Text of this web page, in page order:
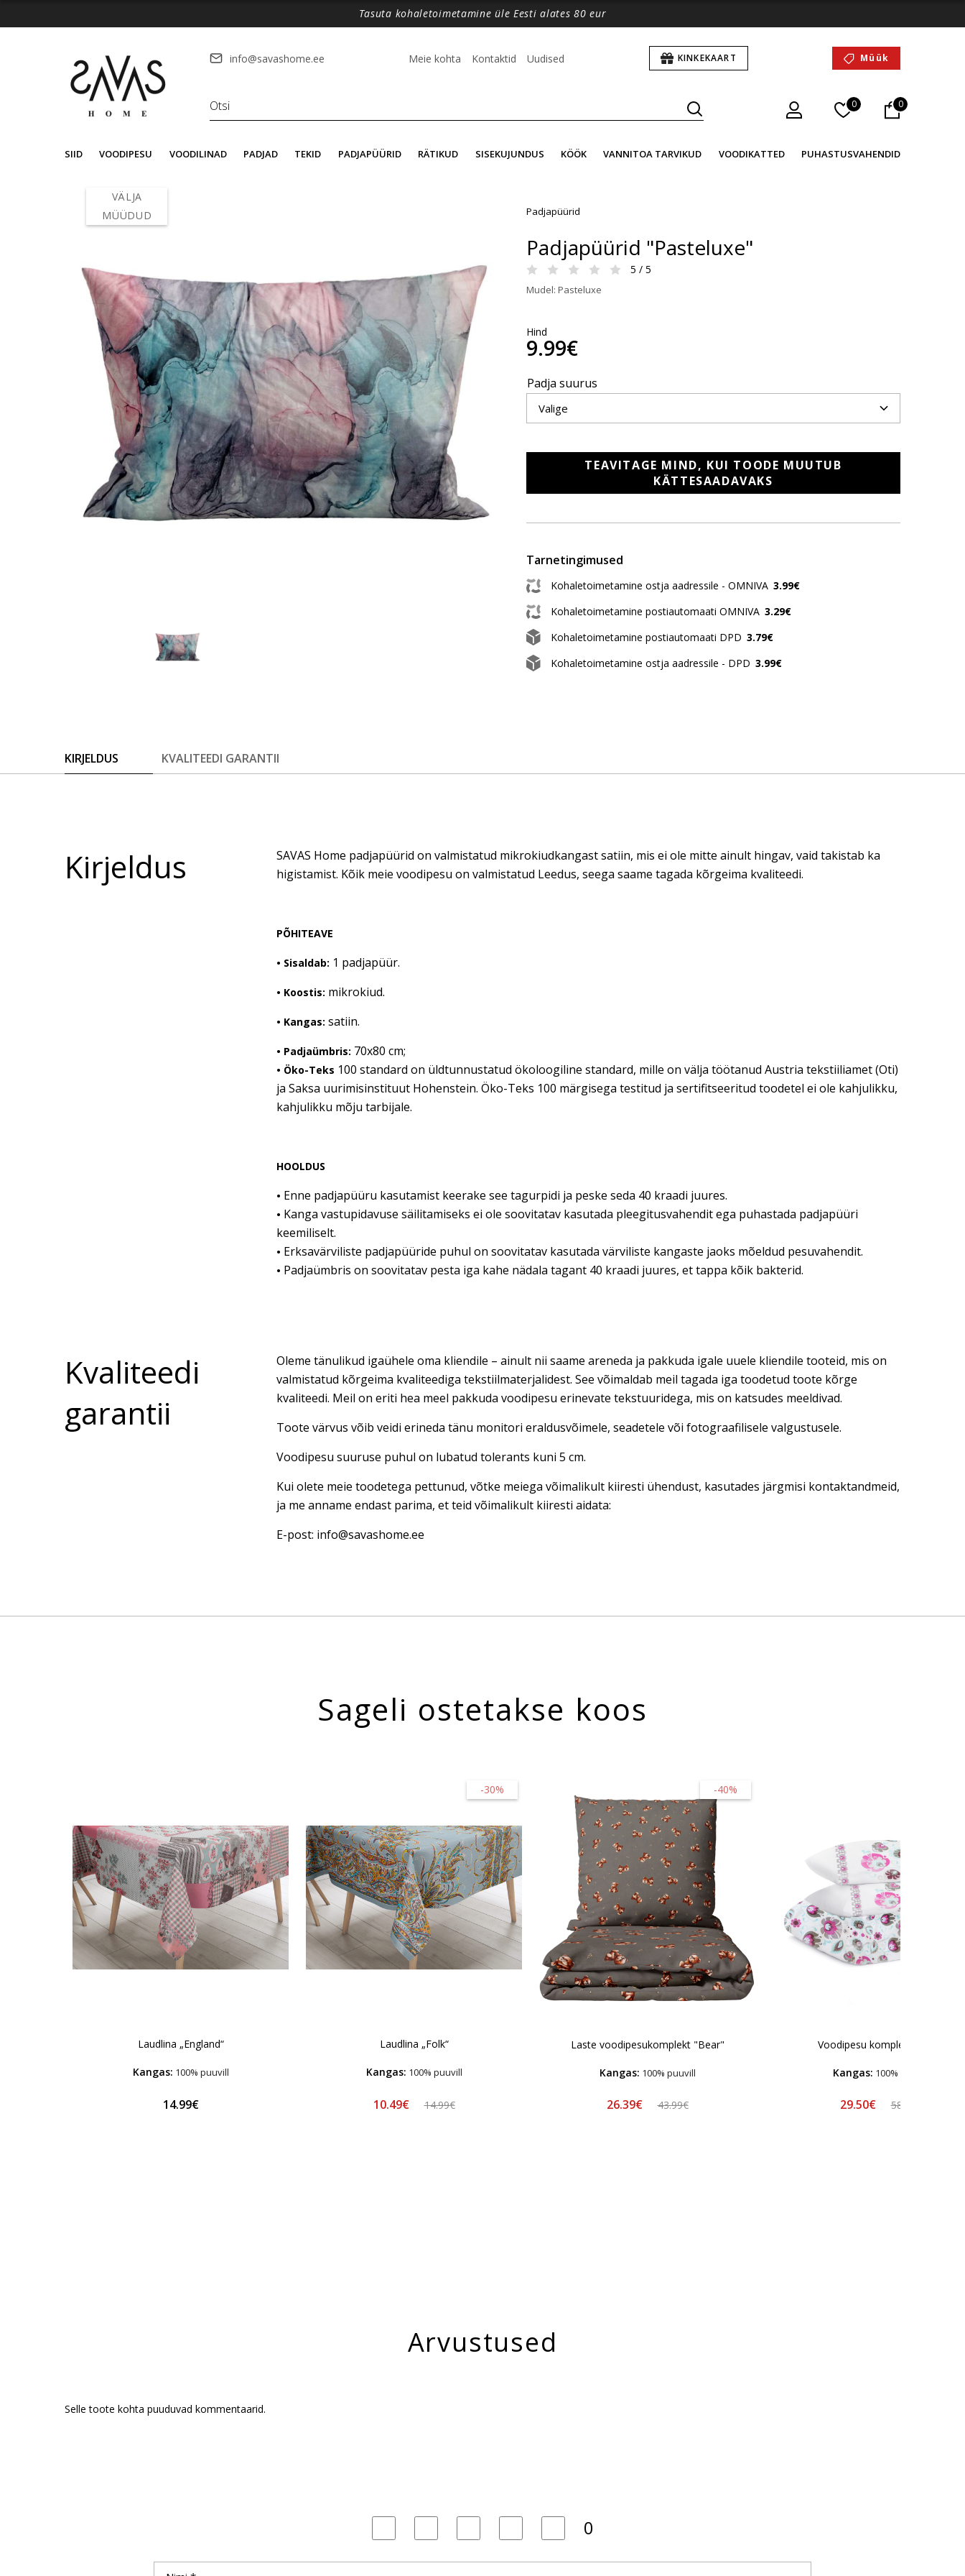
Tasuta kohaletoimetamine üle Eesti alates 80 eur
info@savashome.ee Meie kohta Kontaktid Uudised KINKEKAART Müük
0 0
SIID VOODIPESU VOODILINAD PADJAD TEKID PADJAPÜÜRID RÄTIKUD SISEKUJUNDUS KÖÖK VANNITOA TARVIKUD VOODIKATTED PUHASTUSVAHENDID
VÄLJA
MÜÜDUD
Padjapüürid
Padjapüürid "Pasteluxe"
5 / 5
Mudel: Pasteluxe
Hind
9.99€
Padja suurus
TEAVITAGE MIND, KUI TOODE MUUTUB
KÄTTESAADAVAKS
Tarnetingimused
Kohaletoimetamine ostja aadressile - OMNIVA 3.99€
Kohaletoimetamine postiautomaati OMNIVA 3.29€
Kohaletoimetamine postiautomaati DPD 3.79€
Kohaletoimetamine ostja aadressile - DPD 3.99€
KIRJELDUS KVALITEEDI GARANTII
Kirjeldus
SAVAS Home padjapüürid on valmistatud mikrokiudkangast satiin, mis ei ole mitte ainult hingav, vaid takistab ka
higistamist. Kõik meie voodipesu on valmistatud Leedus, seega saame tagada kõrgeima kvaliteedi.
PÕHITEAVE
• Sisaldab: 1 padjapüür.
• Koostis: mikrokiud.
• Kangas: satiin.
• Padjaümbris: 70x80 cm;
• Öko-Teks 100 standard on üldtunnustatud ökoloogiline standard, mille on välja töötanud Austria tekstiiliamet (Oti)
ja Saksa uurimisinstituut Hohenstein. Öko-Teks 100 märgisega testitud ja sertifitseeritud toodetel ei ole kahjulikku,
kahjulikku mõju tarbijale.
HOOLDUS
• Enne padjapüüru kasutamist keerake see tagurpidi ja peske seda 40 kraadi juures.
• Kanga vastupidavuse säilitamiseks ei ole soovitatav kasutada pleegitusvahendit ega puhastada padjapüüri
keemiliselt.
• Erksavärviliste padjapüüride puhul on soovitatav kasutada värviliste kangaste jaoks mõeldud pesuvahendit.
• Padjaümbris on soovitatav pesta iga kahe nädala tagant 40 kraadi juures, et tappa kõik bakterid.
Kvaliteedi
garantii
Oleme tänulikud igaühele oma kliendile – ainult nii saame areneda ja pakkuda igale uuele kliendile tooteid, mis on
valmistatud kõrgeima kvaliteediga tekstiilmaterjalidest. See võimaldab meil tagada iga toodetud toote kõrge
kvaliteedi. Meil on eriti hea meel pakkuda voodipesu erinevate tekstuuridega, mis on katsudes meeldivad.
Toote värvus võib veidi erineda tänu monitori eraldusvõimele, seadetele või fotograafilisele valgustusele.
Voodipesu suuruse puhul on lubatud tolerants kuni 5 cm.
Kui olete meie toodetega pettunud, võtke meiega võimalikult kiiresti ühendust, kasutades järgmisi kontaktandmeid,
ja me anname endast parima, et teid võimalikult kiiresti aidata:
E-post: info@savashome.ee
Sageli ostetakse koos
Laudlina „England“
Kangas: 100% puuvill
14.99€
-30%
Laudlina „Folk“
Kangas: 100% puuvill
10.49€ 14.99€
-40%
Laste voodipesukomplekt "Bear"
Kangas: 100% puuvill
26.39€ 43.99€
Voodipesu komplekt "Folk"
Kangas: 100% puuvill
29.50€ 58.99€
Arvustused
Selle toote kohta puuduvad kommentaarid.
0